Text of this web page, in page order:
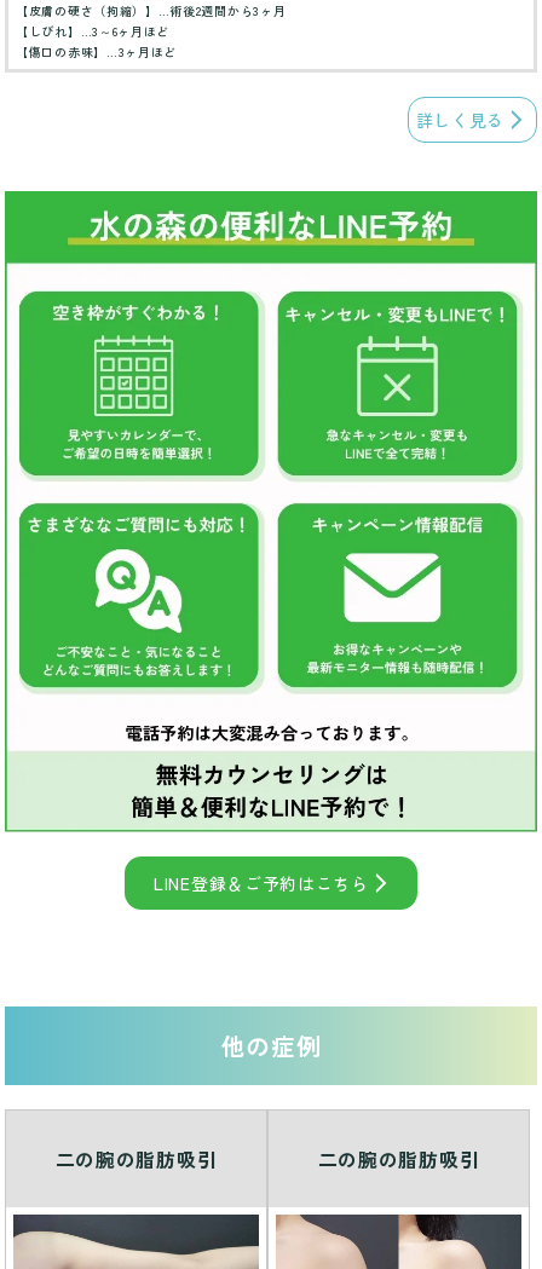
【皮膚の硬さ（拘縮）】…術後2週間から3ヶ月
【しびれ】…3～6ヶ月ほど
【傷口の赤味】…3ヶ月ほど
詳しく見る
LINE登録＆ご予約はこちら
他の症例
二の腕の脂肪吸引 二の腕の脂肪吸引